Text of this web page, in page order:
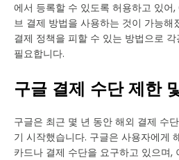
에서 등록할 수 있도록 허용하고 있어
브 결제 방법을 사용하는 것이 가능해
결제 정책을 피할 수 있는 방법으로
필요합니다.
구글 결제 수단 제한
구글은 최근 몇 년 동안 해외 결제 수
기 시작했습니다. 구글은 사용자에게
카드나 결제 수단을 요구하고 있으며,